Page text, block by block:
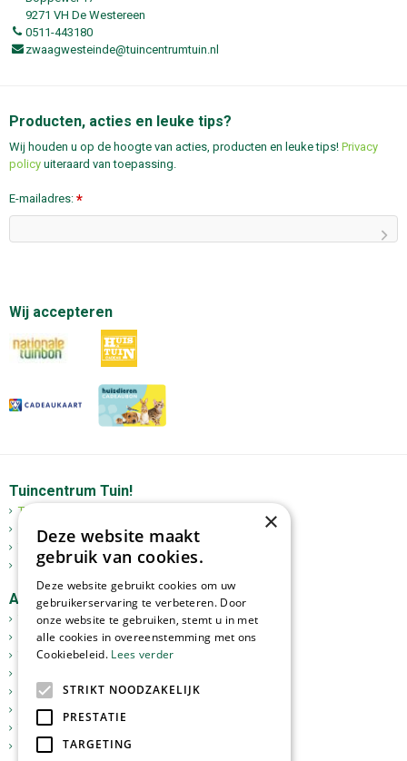
9271 VH De Westereen
0511-443180
zwaagwesteinde@tuincentrumtuin.nl
Producten, acties en leuke tips?
Wij houden u op de hoogte van acties, producten en leuke tips! Privacy
policy uiteraard van toepassing.
E-mailadres: *
Wij accepteren
Tuincentrum Tuin!
Tuincentrum
Mediterrane bomen
Tuinplanten
Kerst
Assortiment
Tuinplanten
Kamerplanten
Tuinverlichting
Meststoffen
Graszoden
Tuingereedschap
Vijverartikelen
×
Deze website maakt
gebruik van cookies.
Deze website gebruikt cookies om uw
gebruikerservaring te verbeteren. Door
onze website te gebruiken, stemt u in met
alle cookies in overeenstemming met ons
Cookiebeleid. Lees verder
STRIKT NOODZAKELIJK
PRESTATIE
TARGETING